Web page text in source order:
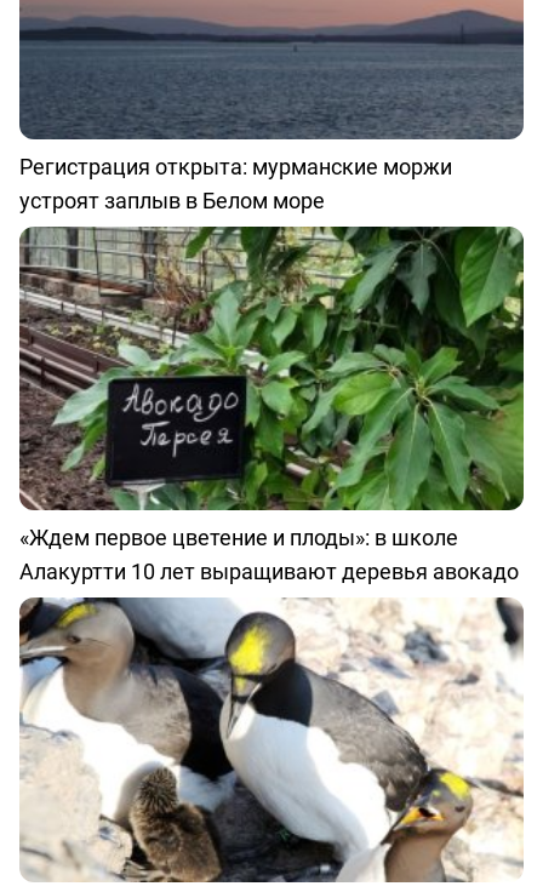
Регистрация открыта: мурманские моржи
устроят заплыв в Белом море
«Ждем первое цветение и плоды»: в школе
Алакуртти 10 лет выращивают деревья авокадо